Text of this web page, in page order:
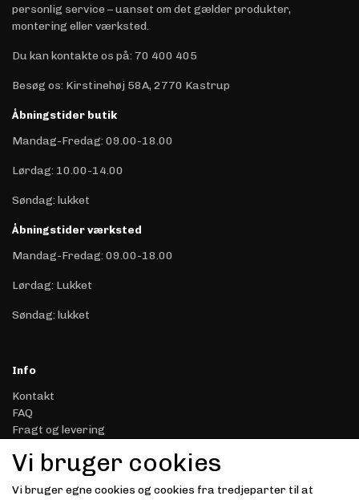
personlig service – uanset om det gælder produkter,
montering eller værksted.
Du kan kontakte os på: 70 400 405
Besøg os: Kirstinehøj 58A, 2770 Kastrup
Åbningstider butik
Mandag-Fredag: 09.00-18.00
Lørdag: 10.00-14.00
Søndag: lukket
Åbningstider værksted
Mandag-Fredag: 09.00-18.00
Lørdag: Lukket
Søndag: lukket
Info
Kontakt
FAQ
Fragt og levering
Handelsbetingelser
Datasikkerhed & Privatliv
Gavekort
Vi bruger cookies
Vi bruger egne cookies og cookies fra tredjeparter til at